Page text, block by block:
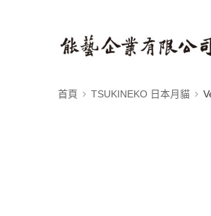
首頁 TSUKINEKO 日本月貓